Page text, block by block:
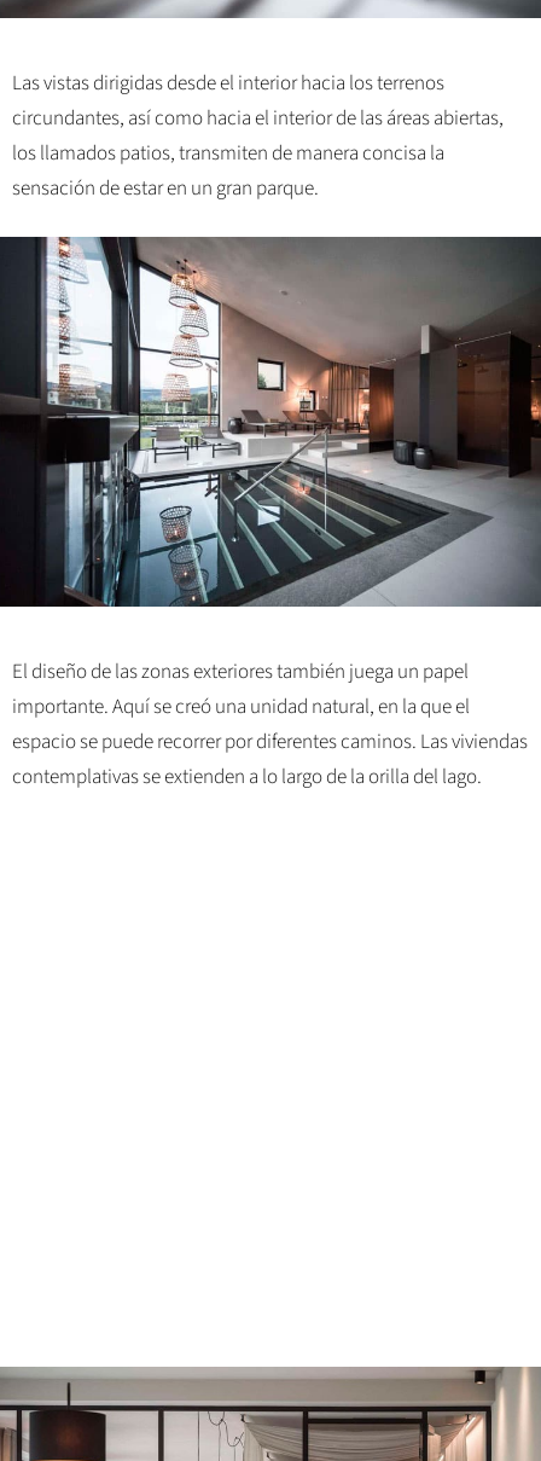
Las vistas dirigidas desde el interior hacia los terrenos
circundantes, así como hacia el interior de las áreas abiertas,
los llamados patios, transmiten de manera concisa la
sensación de estar en un gran parque.
El diseño de las zonas exteriores también juega un papel
importante. Aquí se creó una unidad natural, en la que el
espacio se puede recorrer por diferentes caminos. Las viviendas
contemplativas se extienden a lo largo de la orilla del lago.